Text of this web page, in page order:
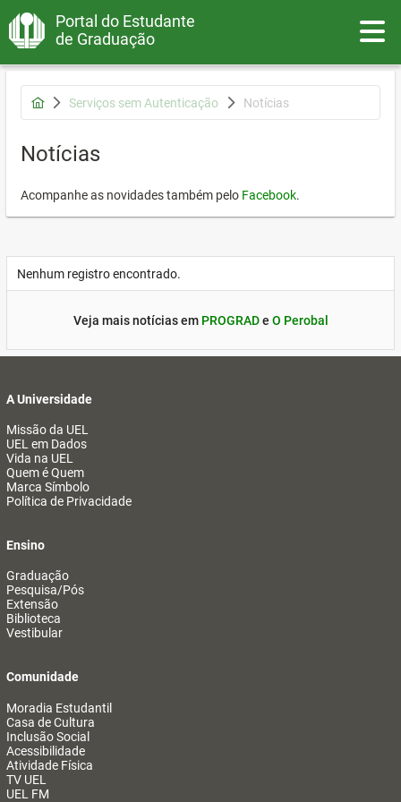
Portal do Estudante
de Graduação
Serviços sem Autenticação Notícias
Notícias
Acompanhe as novidades também pelo Facebook.
Nenhum registro encontrado.
Veja mais notícias em PROGRADe O Perobal
A Universidade
Missão da UEL
UEL em Dados
Vida na UEL
Quem é Quem
Marca Símbolo
Política de Privacidade
Ensino
Graduação
Pesquisa/Pós
Extensão
Biblioteca
Vestibular
Comunidade
Moradia Estudantil
Casa de Cultura
Inclusão Social
Acessibilidade
Atividade Física
TV UEL
UEL FM